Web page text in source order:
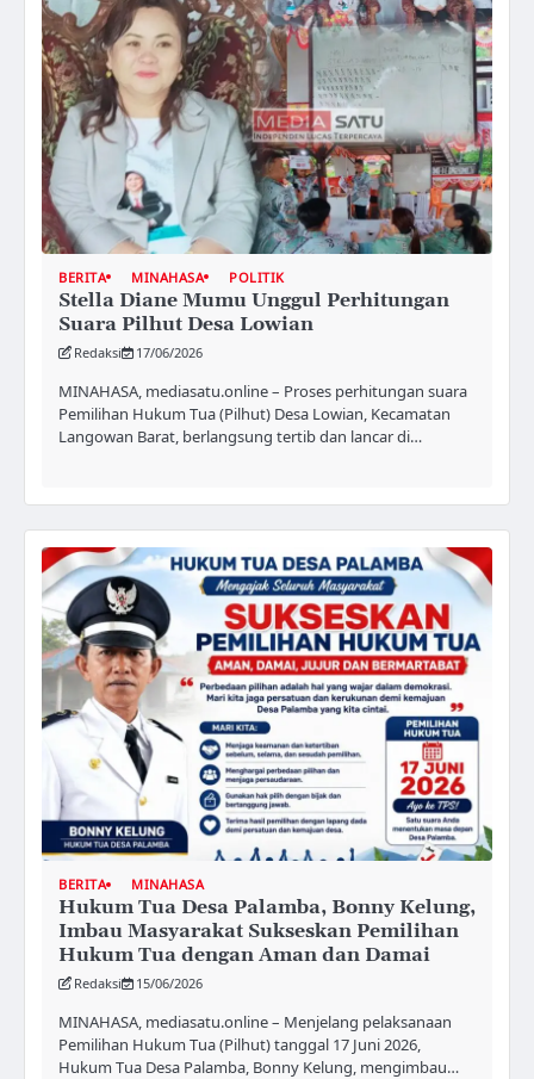
BERITA MINAHASA POLITIK
Stella Diane Mumu Unggul Perhitungan
Suara Pilhut Desa Lowian
Redaksi 17/06/2026
MINAHASA, mediasatu.online – Proses perhitungan suara
Pemilihan Hukum Tua (Pilhut) Desa Lowian, Kecamatan
Langowan Barat, berlangsung tertib dan lancar di…
BERITA MINAHASA
Hukum Tua Desa Palamba, Bonny Kelung,
Imbau Masyarakat Sukseskan Pemilihan
Hukum Tua dengan Aman dan Damai
Redaksi 15/06/2026
MINAHASA, mediasatu.online – Menjelang pelaksanaan
Pemilihan Hukum Tua (Pilhut) tanggal 17 Juni 2026,
Hukum Tua Desa Palamba, Bonny Kelung, mengimbau…